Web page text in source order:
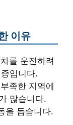
이유
를 운전하려
입니다.
족한 지역에
많습니다.
을 돕습니다.